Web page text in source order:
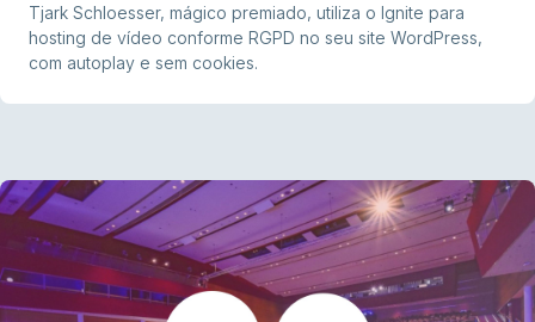
Tjark Schloesser, mágico premiado, utiliza o Ignite para
hosting de vídeo conforme RGPD no seu site WordPress,
com autoplay e sem cookies.